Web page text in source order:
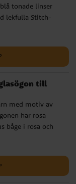
tonade linser
lekfulla Stitch-
mot solens
för soliga dagar,
Solglasögon
tonade linser ✔️
strålar ✔️ Bredd:
till
med motiv av
har rosa
båge i rosa och
De
strålar och
med Stitch